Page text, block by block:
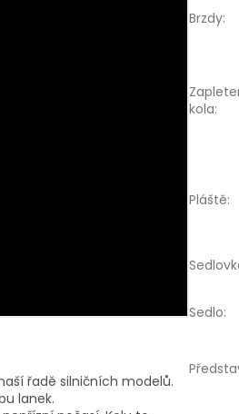
řadě silničních modelů.
lanek.
Brzdy:
kola:
Pláště:
Sedlo: